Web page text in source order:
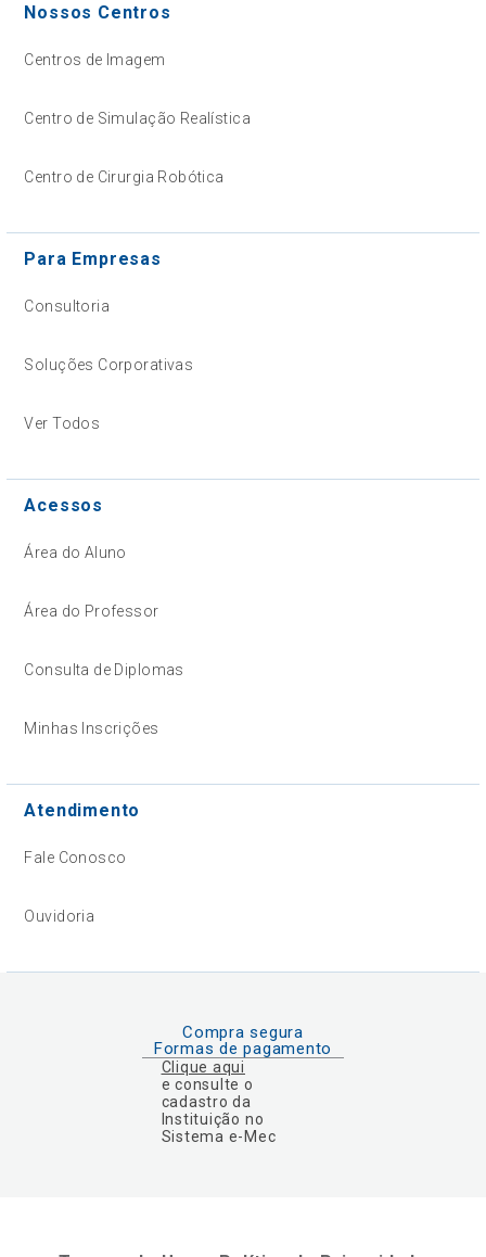
Nossos Centros
Centros de Imagem
Centro de Simulação Realística
Centro de Cirurgia Robótica
Para Empresas
Consultoria
Soluções Corporativas
Ver Todos
Acessos
Área do Aluno
Área do Professor
Consulta de Diplomas
Minhas Inscrições
Atendimento
Fale Conosco
Ouvidoria
Compra segura
Formas de pagamento
Clique aqui
e consulte o
cadastro da
Instituição no
Sistema e-Mec